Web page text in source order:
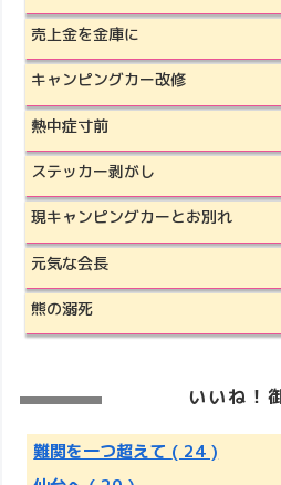
売上金を金庫に
キャンピングカー改修
熱中症寸前
ステッカー剥がし
現キャンピングカーとお別れ
元気な会長
熊の溺死
いいね！
難関を一つ超えて ( 24 )